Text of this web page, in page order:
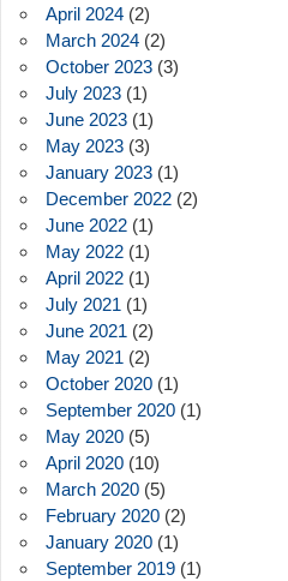
April 2024(2)
March 2024(2)
October 2023(3)
July 2023(1)
June 2023(1)
May 2023(3)
January 2023(1)
December 2022(2)
June 2022(1)
May 2022(1)
April 2022(1)
July 2021 (1)
June 2021 (2)
May 2021 (2)
October 2020(1)
September 2020(1)
May 2020(5)
April 2020(10)
March 2020(5)
February 2020(2)
January 2020(1)
September 2019(1)